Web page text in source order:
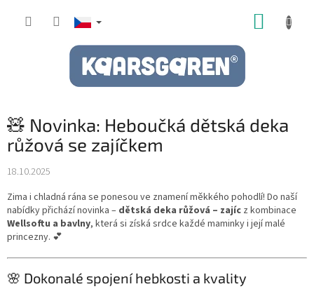
🧸 Novinka: Heboučká dětská deka
růžová se zajíčkem
18.10.2025
Zima i chladná rána se ponesou ve znamení měkkého pohodlí! Do naší
nabídky přichází novinka – dětská deka růžová – zajíc z kombinace
Wellsoftu a bavlny, která si získá srdce každé maminky i její malé
princezny. 💕
🌸 Dokonalé spojení hebkosti a kvality